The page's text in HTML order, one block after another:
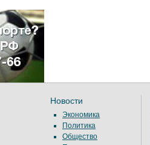
выборы
космос
роща
Новости
Экономика
Политика
Общество